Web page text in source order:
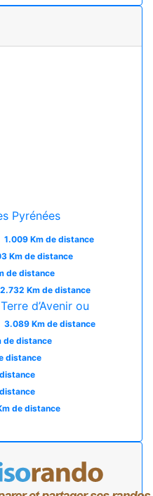
Pyrénées
1.009 Km de distance
Km de distance
de distance
2.732 Km de distance
d’Avenir ou
3.089 Km de distance
de distance
distance
de distance